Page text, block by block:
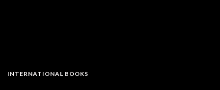
INTERNATIONAL BOOKS